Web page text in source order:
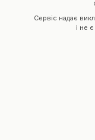
Сервіс надає
і не